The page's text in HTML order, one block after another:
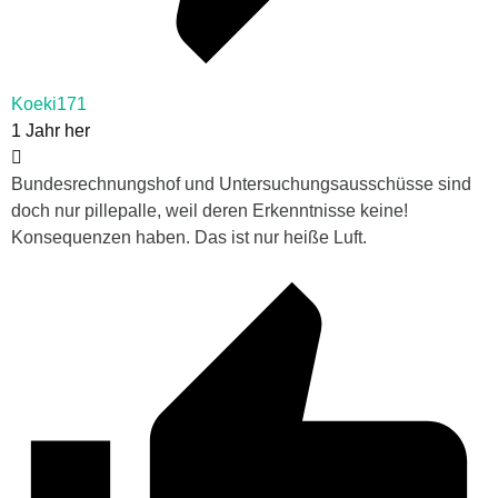
Koeki171
1 Jahr her
Bundesrechnungshof und Untersuchungsausschüsse sind
doch nur pillepalle, weil deren Erkenntnisse keine!
Konsequenzen haben. Das ist nur heiße Luft.